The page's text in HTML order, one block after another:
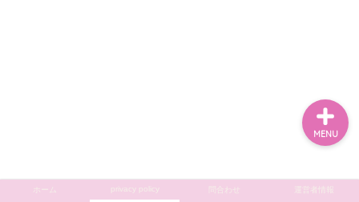
ホーム privacy policy 問合わせ 運営者情報
MENU